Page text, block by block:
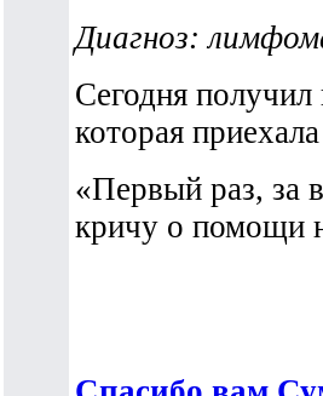
Диагноз:
Сегодня
которая
«Первый раз, за
кричу о помощи